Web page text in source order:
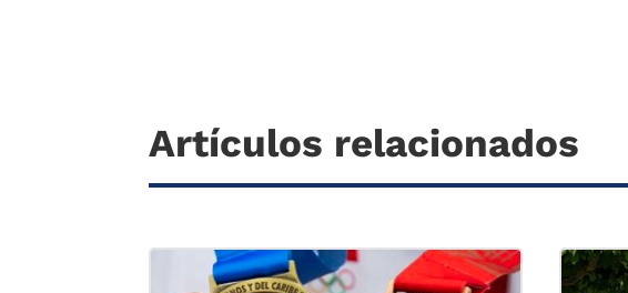
Artículos relacionados